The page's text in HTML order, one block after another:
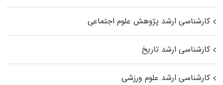
کارشناسی ارشد پژوهش علوم اجتماعی
کارشناسی ارشد تاریخ
کارشناسی ارشد علوم ورزشی